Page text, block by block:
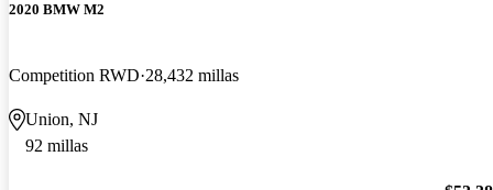
2020 BMW M2
Competition RWD 28,432 millas
Union, NJ
92 millas